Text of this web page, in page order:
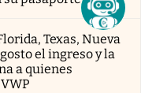
Texas, Nueva
el ingreso y la
a quienes